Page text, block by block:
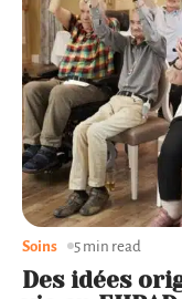
Des idées
Soins 5 min read